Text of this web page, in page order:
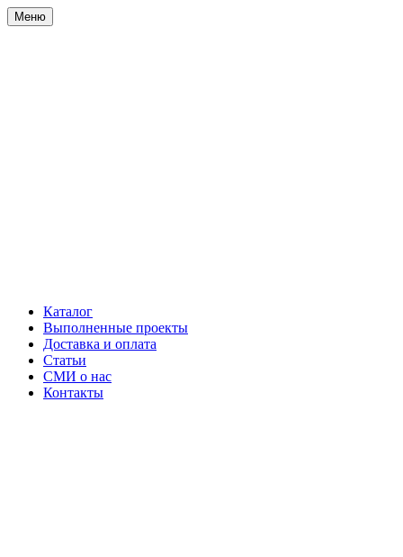
Меню
Каталог
Выполненные проекты
Доставка и оплата
Статьи
СМИ о нас
Контакты